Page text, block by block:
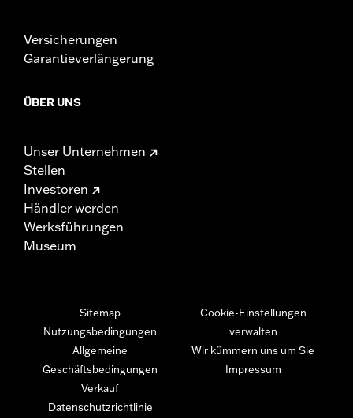
Versicherungen
Garantieverlängerung
ÜBER UNS
Unser Unternehmen
Stellen
Investoren
Händler werden
Werksführungen
Museum
Sitemap
Nutzungsbedingungen
Allgemeine
Geschäftsbedingungen
Verkauf
Datenschutzrichtlinie
Cookie-Einstellungen
verwalten
Wir kümmern uns um Sie
Impressum